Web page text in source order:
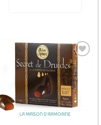
Ajouter
aux
favoris
LA MAISON D'ARMORINE